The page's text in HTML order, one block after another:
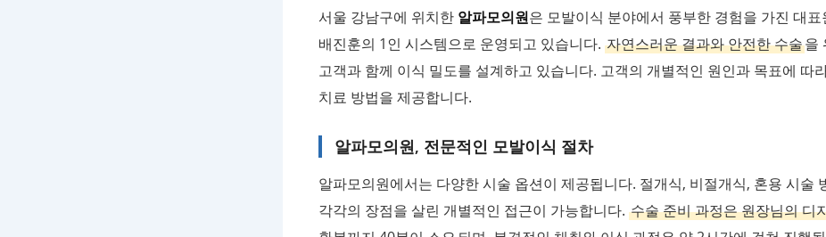
서울 강남구에 위치한 알파모의원은 모발이식 분야에서 풍부한 경험을 가진 대표
배진훈의 1인 시스템으로 운영되고 있습니다. 자연스러운 결과와 안전한 수술을
고객과 함께 이식 밀도를 설계하고 있습니다. 고객의 개별적인 원인과 목표에 따
치료 방법을 제공합니다.
알파모의원, 전문적인 모발이식 절차
알파모의원에서는 다양한 시술 옵션이 제공됩니다. 절개식, 비절개식, 혼용 시술
각각의 장점을 살린 개별적인 접근이 가능합니다. 수술 준비 과정은 원장님의 디